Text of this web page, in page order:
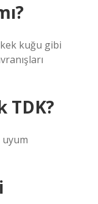
kuğu gibi
TDK?
uyum